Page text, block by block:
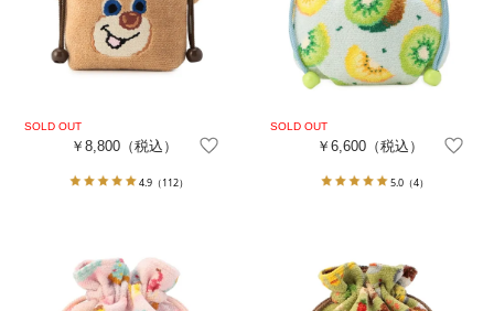
￥8,800 （税込）
4.9 （112）
￥6,600（税込）
5.0（4）